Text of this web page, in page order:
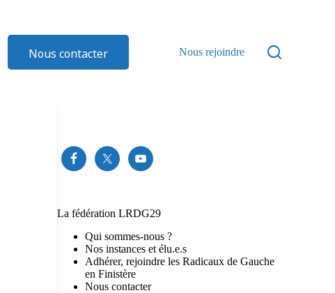
Nous contacter Nous rejoindre
La fédération LRDG29
Qui sommes-nous ?
Nos instances et élu.e.s
Adhérer, rejoindre les Radicaux de Gauche
en Finistère
Nous contacter